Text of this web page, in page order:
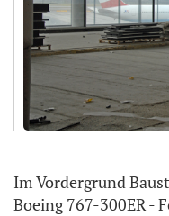
Im Vordergrund
Boeing 767-300ER -